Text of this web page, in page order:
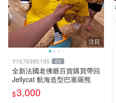
注目
Y1676985195 23
全新法國老佛爺百貨購買帶回
Jellycat 航海造型巴塞羅熊
$3,000